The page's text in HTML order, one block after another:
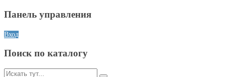
Панель управления
Вход
Поиск по каталогу
Искать: